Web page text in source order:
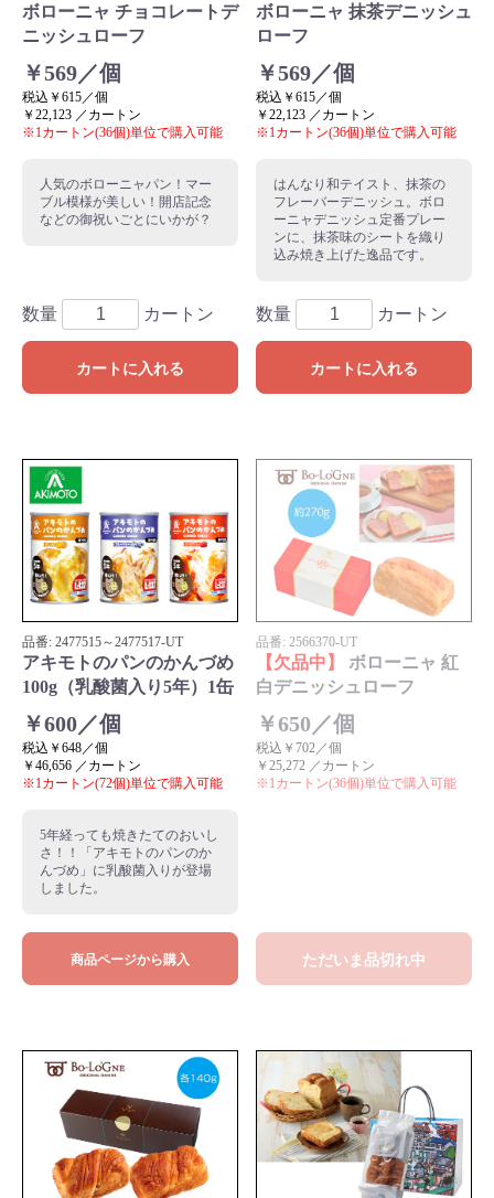
ボローニャ チョコレートデ
ニッシュローフ
￥569／個
税込￥615／個
￥22,123 ／カートン
※1カートン(36個)単位で購入可能
人気のボローニャパン！マー
ブル模様が美しい！開店記念
などの御祝いごとにいかが？
数量 カートン
カートに入れる
ボローニャ 抹茶デニッシュ
ローフ
￥569／個
税込￥615／個
￥22,123 ／カートン
※1カートン(36個)単位で購入可能
はんなり和テイスト、抹茶の
フレーバーデニッシュ。ボロ
ーニャデニッシュ定番プレー
ンに、抹茶味のシートを織り
込み焼き上げた逸品です。
数量 カートン
カートに入れる
品番: 2477515～2477517-UT
アキモトのパンのかんづめ
100g（乳酸菌入り5年）1缶
￥600／個
税込￥648／個
￥46,656 ／カートン
※1カートン(72個)単位で購入可能
5年経っても焼きたてのおいし
さ！！「アキモトのパンのか
んづめ」に乳酸菌入りが登場
しました。
商品ページから購入
品番: 2566370-UT
【欠品中】
ボローニャ 紅
白デニッシュローフ
￥650／個
税込￥702／個
￥25,272 ／カートン
※1カートン(36個)単位で購入可能
ただいま品切れ中